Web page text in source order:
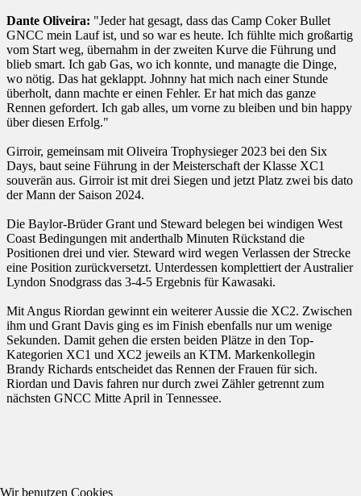
Dante Oliveira: "Jeder hat gesagt, dass das Camp Coker Bullet
GNCC mein Lauf ist, und so war es heute. Ich fühlte mich großartig
vom Start weg, übernahm in der zweiten Kurve die Führung und
blieb smart. Ich gab Gas, wo ich konnte, und managte die Dinge,
wo nötig. Das hat geklappt. Johnny hat mich nach einer Stunde
überholt, dann machte er einen Fehler. Er hat mich das ganze
Rennen gefordert. Ich gab alles, um vorne zu bleiben und bin happy
über diesen Erfolg."
Girroir, gemeinsam mit Oliveira Trophysieger 2023 bei den Six
Days, baut seine Führung in der Meisterschaft der Klasse XC1
souverän aus. Girroir ist mit drei Siegen und jetzt Platz zwei bis dato
der Mann der Saison 2024.
Die Baylor-Brüder Grant und Steward belegen bei windigen West
Coast Bedingungen mit anderthalb Minuten Rückstand die
Positionen drei und vier. Steward wird wegen Verlassen der Strecke
eine Position zurückversetzt. Unterdessen komplettiert der Australier
Lyndon Snodgrass das 3-4-5 Ergebnis für Kawasaki.
Mit Angus Riordan gewinnt ein weiterer Aussie die XC2. Zwischen
ihm und Grant Davis ging es im Finish ebenfalls nur um wenige
Sekunden. Damit gehen die ersten beiden Plätze in den Top-
Kategorien XC1 und XC2 jeweils an KTM. Markenkollegin
Brandy Richards entscheidet das Rennen der Frauen für sich.
Riordan und Davis fahren nur durch zwei Zähler getrennt zum
nächsten GNCC Mitte April in Tennessee.
Wir benutzen Cookies